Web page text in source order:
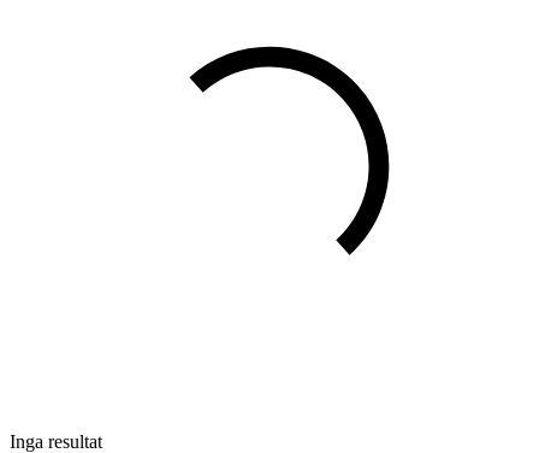
Inga resultat